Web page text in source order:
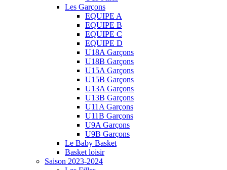
Les Garçons
EQUIPE A
EQUIPE B
EQUIPE C
EQUIPE D
U18A Garçons
U18B Garçons
U15A Garçons
U15B Garçons
U13A Garçons
U13B Garçons
U11A Garçons
U11B Garçons
U9A Garçons
U9B Garçons
Le Baby Basket
Basket loisir
Saison 2023-2024